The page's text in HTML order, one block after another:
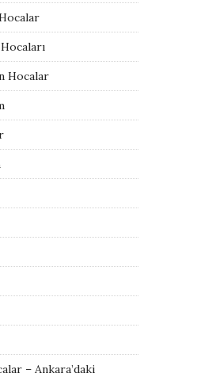
Hocalar
– Ankara’daki